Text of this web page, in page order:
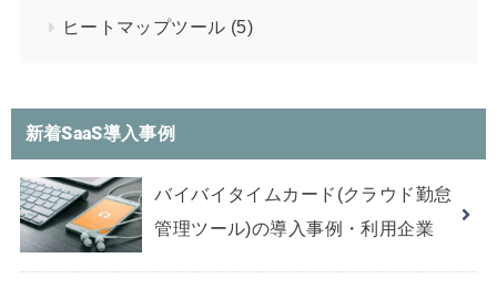
ヒートマップツール (5)
新着SaaS導入事例
バイバイタイムカード(クラウド勤怠
管理ツール)の導入事例・利用企業